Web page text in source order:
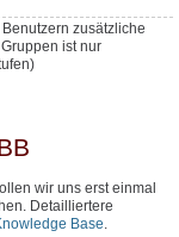
zusätzliche
ist nur
wir uns erst einmal
Detailliertere
Base.